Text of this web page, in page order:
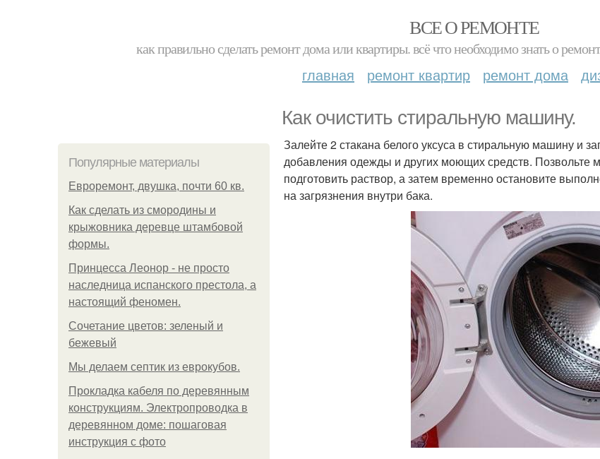
ВСЕ О РЕМОНТЕ
как правильно сделать ремонт дома или квартиры. всё что необходимо знать о
главная ремонт квартир ремонт дома
Как очистить стиральную машину.
Популярные материалы
Евроремонт, двушка, почти 60 кв.
Как сделать из смородины и
крыжовника деревце штамбовой
формы.
Принцесса Леонор - не просто
наследница испанского престола, а
настоящий феномен.
Сочетание цветов: зеленый и
бежевый
Мы делаем септик из еврокубов.
Прокладка кабеля по деревянным
конструкциям. Электропроводка в
деревянном доме: пошаговая
инструкция с фото
Залейте 2 стакана белого уксуса в стиральную машину и
добавления одежды и других моющих средств. Позвольте
подготовить раствор, а затем временно остановите
на загрязнения внутри бака.